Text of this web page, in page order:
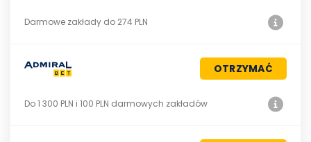
Darmowe zakłady do 274 PLN
OTRZYMAĆ
Do 1 300 PLN i 100 PLN darmowych zakładów